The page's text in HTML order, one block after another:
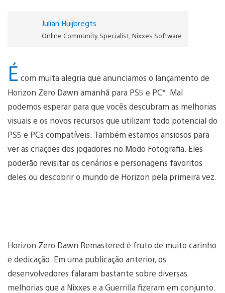
Julian Huijbregts
Online Community Specialist, Nixxes Software
É com muita alegria que anunciamos o lançamento de
Horizon Zero Dawn amanhã para PS5 e PC*. Mal
podemos esperar para que vocês descubram as melhorias
visuais e os novos recursos que utilizam todo potencial do
PS5 e PCs compatíveis. Também estamos ansiosos para
ver as criações dos jogadores no Modo Fotografia. Eles
poderão revisitar os cenários e personagens favoritos
deles ou descobrir o mundo de Horizon pela primeira vez.
Horizon Zero Dawn Remastered é fruto de muito carinho
e dedicação. Em uma publicação anterior, os
desenvolvedores falaram bastante sobre diversas
melhorias que a Nixxes e a Guerrilla fizeram em conjunto.